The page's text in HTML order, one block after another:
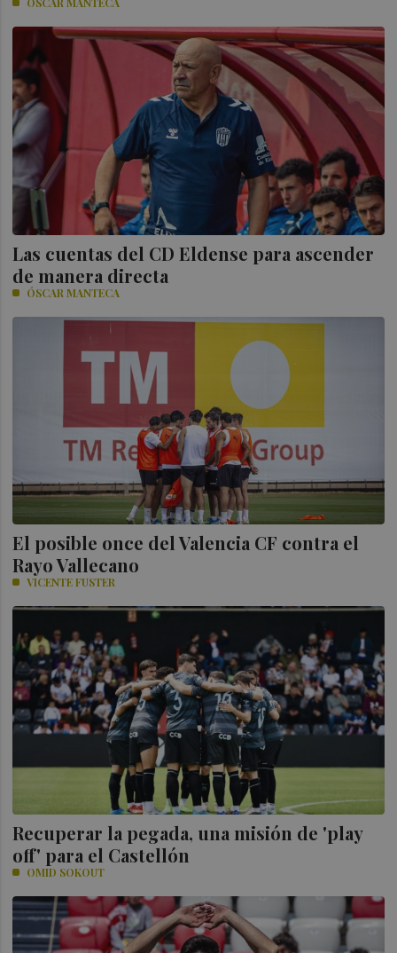
Las cuentas del CD Eldense para ascender
de manera directa
ÓSCAR MANTECA
El posible once del Valencia CF contra el
Rayo Vallecano
VICENTE FUSTER
Recuperar la pegada, una misión de 'play
off' para el Castellón
OMID SOKOUT